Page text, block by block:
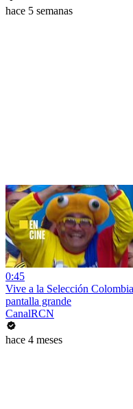
hace 5 semanas
0:45
Vive a la Selección
pantalla grande
CanalRCN
hace 4 meses